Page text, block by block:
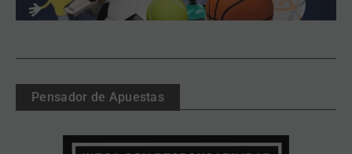
Pensador de Apuestas